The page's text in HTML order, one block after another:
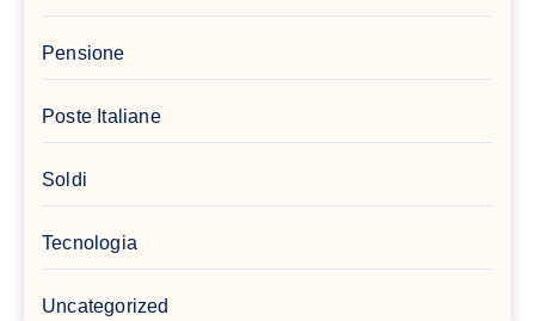
Pensione
Poste Italiane
Soldi
Tecnologia
Uncategorized